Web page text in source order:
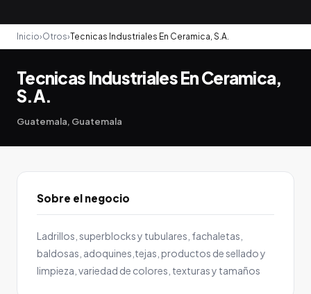
Inicio›Otros›Tecnicas Industriales En Ceramica, S.A.
Tecnicas Industriales En Ceramica,
S.A.
Guatemala, Guatemala
Sobre el negocio
Ladrillos, superblocks y tubulares, fachaletas,
baldosas, adoquines,tejas, productos de sellado y
limpieza, variedad de colores, texturas y tamaños